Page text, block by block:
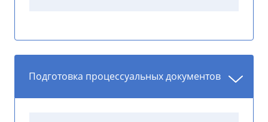
Подготовка процессуальных документов